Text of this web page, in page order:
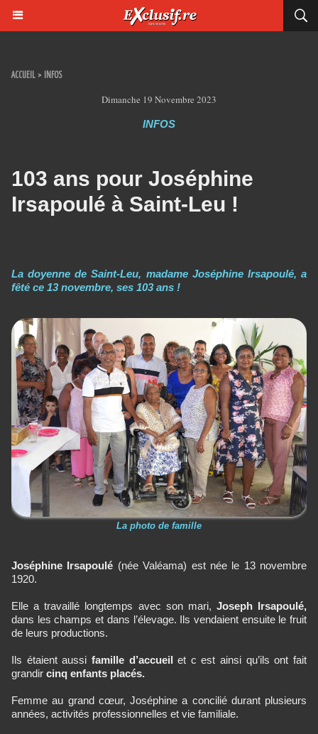
ACCUEIL > INFOS
Dimanche 19 Novembre 2023
INFOS
103 ans pour Joséphine
Irsapoulé à Saint-Leu !
La doyenne de Saint-Leu, madame Joséphine Irsapoulé, a
fêté ce 13 novembre, ses 103 ans !
La photo de famille
Joséphine Irsapoulé (née Valéama) est née le 13 novembre
1920.
Elle a travaillé longtemps avec son mari, Joseph Irsapoulé,
dans les champs et dans l’élevage. Ils vendaient ensuite le fruit
de leurs productions.
Ils étaient aussi famille d’accueilet c est ainsi qu’ils ont fait
grandir cinq enfants placés.
Femme au grand cœur, Joséphine a concilié durant plusieurs
années, activités professionnelles et vie familiale.